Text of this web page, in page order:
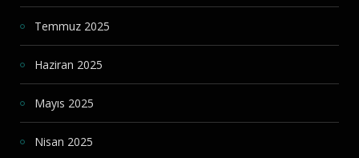
Temmuz 2025
Haziran 2025
Mayıs 2025
Nisan 2025